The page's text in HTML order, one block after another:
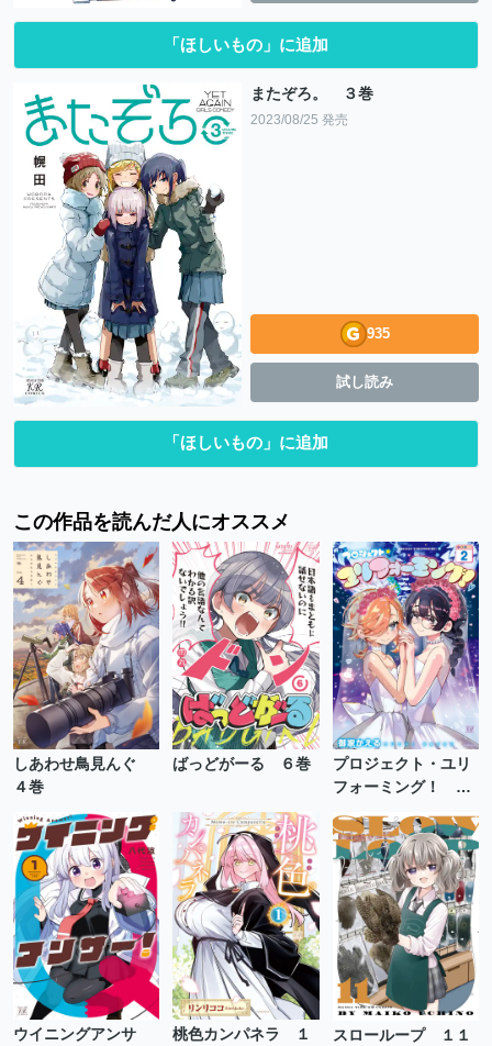
「ほしいもの」に追加
またぞろ。 ３巻
2023/08/25 発売
935
試し読み
「ほしいもの」に追加
この作品を読んだ人にオススメ
しあわせ鳥見んぐ
４巻
ばっどがーる ６巻
プロジェクト・ユリ
フォーミング！ ２
ウイニングアンサ
桃色カンパネラ １
スローループ １１